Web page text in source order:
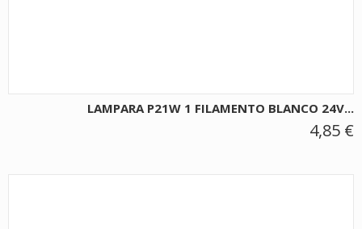
LAMPARA P21W 1 FILAMENTO BLANCO 24V...
4,85 €